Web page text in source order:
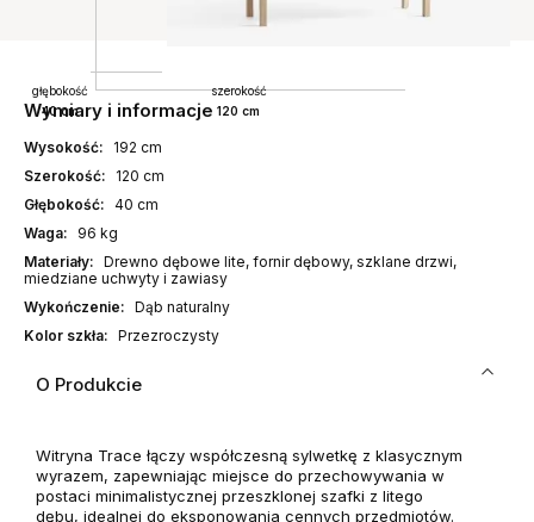
Wymiary i informacje
szerokość
120 cm
głębokość
40 cm
Wysokość:
192 cm
Szerokość:
120 cm
Głębokość: 40 cm
Waga:
96 kg
Materiały: Drewno dębowe lite, fornir dębowy, szklane drzwi,
miedziane uchwyty i zawiasy
Wykończenie: Dąb naturalny
Kolor szkła: Przezroczysty
O Produkcie
Witryna Trace łączy współczesną sylwetkę z klasycznym
wyrazem, zapewniając miejsce do przechowywania w
postaci minimalistycznej przeszklonej szafki z litego
dębu, idealnej do eksponowania cennych przedmiotów.